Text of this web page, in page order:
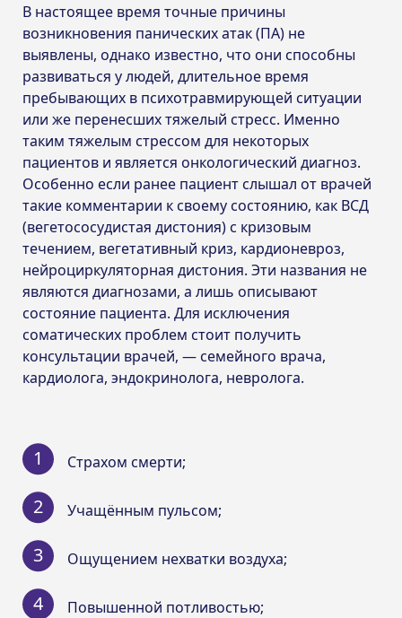
В настоящее время точные причины
возникновения панических атак (ПА) не
выявлены, однако известно, что они способны
развиваться у людей, длительное время
пребывающих в психотравмирующей ситуации
или же перенесших тяжелый стресс. Именно
таким тяжелым стрессом для некоторых
пациентов и является онкологический диагноз.
Особенно если ранее пациент слышал от врачей
такие комментарии к своему состоянию, как ВСД
(вегетососудистая дистония) с кризовым
течением, вегетативный криз, кардионевроз,
нейроциркуляторная дистония. Эти названия не
являются диагнозами, а лишь описывают
состояние пациента. Для исключения
соматических проблем стоит получить
консультации врачей, — семейного врача,
кардиолога, эндокринолога, невролога.
Страхом смерти;
Учащённым пульсом;
Ощущением нехватки воздуха;
Повышенной потливостью;